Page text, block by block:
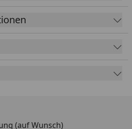
als Verbindungsschloss
RK steht seit Jahrzehnten
Motorradfahrer,
bei der
(auf Wunsch)